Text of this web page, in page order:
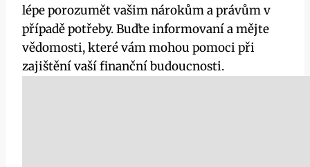
⁣lépe ‌porozumět vašim nárokům a právům v
případě potřeby.‍ Buďte informovaní a mějte
vědomosti, ‍které vám mohou pomoci při
zajištění vaší‍ finanční ⁢budoucnosti.